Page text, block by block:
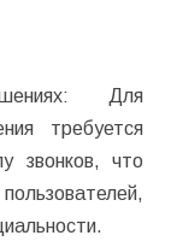
Для
требуется
звонков, что